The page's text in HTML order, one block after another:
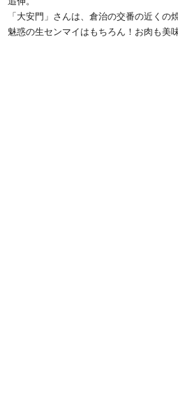
「大安門」さんは、倉治の交番の近くの
魅惑の生センマイはもちろん！お肉も美